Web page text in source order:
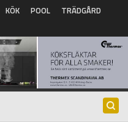
KÖK POOL
TRÄDGÅRD